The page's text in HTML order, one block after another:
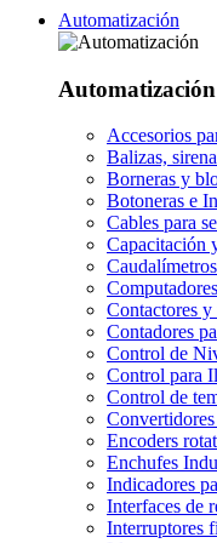
Automatización
Automatización
Accesorios
Balizas,
Borneras y
Botoneras e
Cables para
Capacitación
Contactores
Contadores
Control de
Control para
Control de
Encoders
Enchufes
Indicadores
Interfaces de
Interruptores